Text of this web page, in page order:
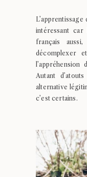
intéressant
français
décomplexer
l’appréhension
Autant
alternative
c’est certains.